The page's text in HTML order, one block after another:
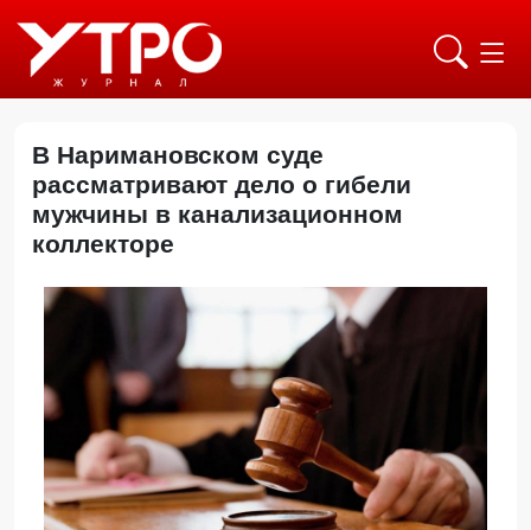
В Наримановском суде
рассматривают дело о гибели
мужчины в канализационном
коллекторе